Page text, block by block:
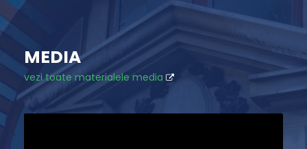
MEDIA
vezi toate materialele media